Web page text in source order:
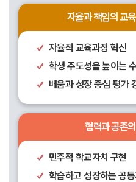
자율과 책임의 교
자율적 교육과정 혁신
학생 주도성을 높이는
배움과 성장 중심 평가
협력과 공존
민주적 학교자치 구현
학습하고 성장하는 공